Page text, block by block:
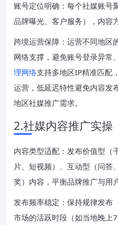
账号定位明确：每个社媒账号
品牌曝光、客户服务），内容
跨境运营保障：运营不同地区
网络支撑，避免账号登录异常
理网络支持多地区IP精准匹配
运营，低延迟特性避免内容发
地区社媒推广需求。
2.社媒内容推广实操
内容类型适配：发布价值型（
片、短视频）、互动型（问答
奖）内容，平衡品牌推广与用
发布频率稳定：保持规律发布
市场的活跃时段（如当地晚上